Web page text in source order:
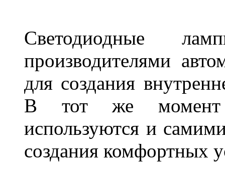
Светодиодные
производителями
для создания
В тот же момент
используются и
создания комфортных